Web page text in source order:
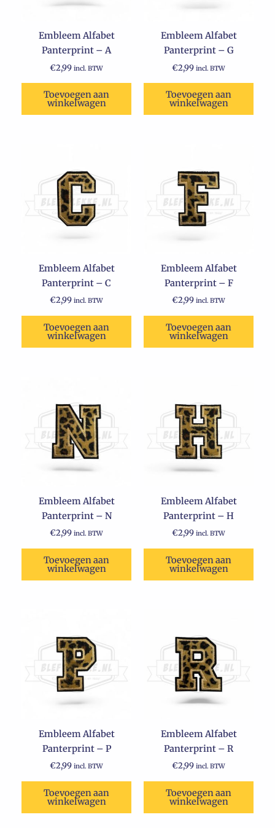
Embleem Alfabet
Panterprint – A
€2,99 incl. BTW
Toevoegen aan
winkelwagen
Embleem Alfabet
Panterprint – G
€2,99 incl. BTW
Toevoegen aan
winkelwagen
Embleem Alfabet
Panterprint – C
€2,99 incl. BTW
Toevoegen aan
winkelwagen
Embleem Alfabet
Panterprint – F
€2,99 incl. BTW
Toevoegen aan
winkelwagen
Embleem Alfabet
Panterprint – N
€2,99 incl. BTW
Toevoegen aan
winkelwagen
Embleem Alfabet
Panterprint – H
€2,99 incl. BTW
Toevoegen aan
winkelwagen
Embleem Alfabet
Panterprint – P
€2,99 incl. BTW
Toevoegen aan
winkelwagen
Embleem Alfabet
Panterprint – R
€2,99 incl. BTW
Toevoegen aan
winkelwagen